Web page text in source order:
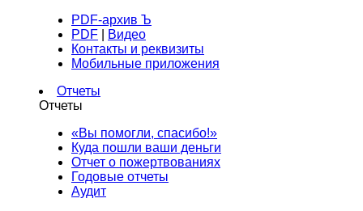
PDF-архив Ъ
PDF
Видео
Контакты и реквизиты
Мобильные приложения
Отчеты
Отчеты
«Вы помогли, спасибо!»
Куда пошли ваши деньги
Отчет о пожертвованиях
Годовые отчеты
Аудит